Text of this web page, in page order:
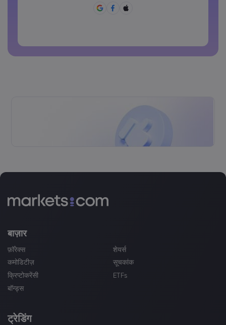
पासवर्ड का साझा रूप से उपयोग नहीं किया जा सकता
बाज़ार
फ़ॉरेक्स
शेयर्स
कमोडिटीज़
सूचकांक
क्रिप्टोकरेंसी
ETFs
बॉन्ड्स
ट्रेडिंग